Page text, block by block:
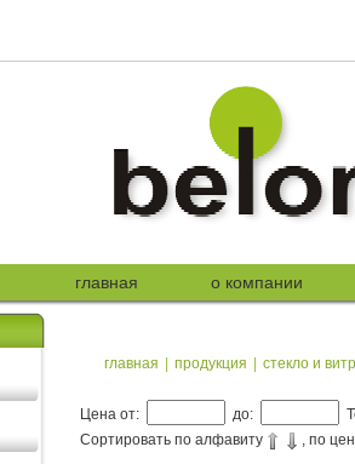
главная о компании
главная | продукция | стекло и
Цена от: до:
Сортировать по алфавиту
, по